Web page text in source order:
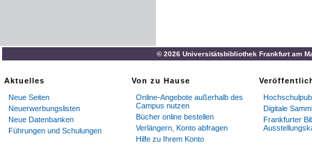
© 2026 Universitätsbibliothek Frankfurt am
Aktuelles
Neue Seiten
Neuerwerbungslisten
Neue Datenbanken
Führungen und Schulungen
Von zu Hause
Online-Angebote außerhalb des
Campus nutzen
Bücher online bestellen
Verlängern, Konto abfragen
Hilfe zu Ihrem Konto
Digitale
Frankfurter